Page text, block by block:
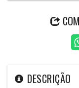
DESCRIÇÃO